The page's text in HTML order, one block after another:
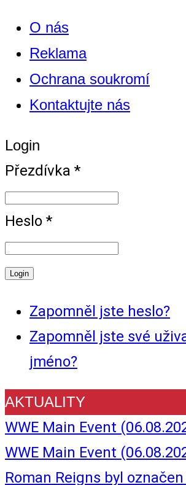
O nás
Reklama
Ochrana soukromí
Kontaktujte nás
Login
Přezdívka *
Heslo *
Zapomněl jste heslo?
Zapomněl jste své
jméno?
AKTUALITY
WWE Main Event
WWE Main Event
Roman Reigns byl